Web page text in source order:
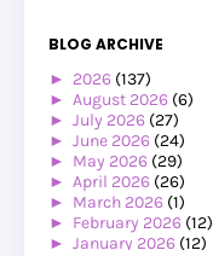
BLOG ARCHIVE
► 2026 (137)
► August 2026 (6)
► July 2026 (27)
► June 2026 (24)
► May 2026 (29)
► April 2026 (26)
► March 2026 (1)
► February 2026 (12)
► January 2026 (12)